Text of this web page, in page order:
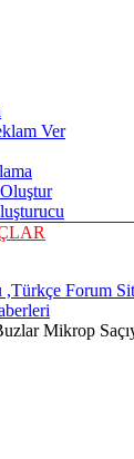
Ver
,Türkçe Forum
Mikrop